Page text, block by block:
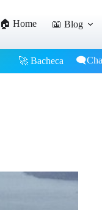
🏠 Home 📖 Blog
🚀 Bacheca